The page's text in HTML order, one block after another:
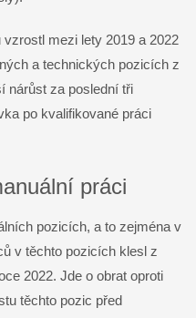
mezi lety 2019 a 2022
a technických pozicích z
nárůst za poslední tři
po kvalifikované práci
práci
pozicích, a to zejména v
v těchto pozicích klesl z
2022. Jde o obrat oproti
těchto pozic před